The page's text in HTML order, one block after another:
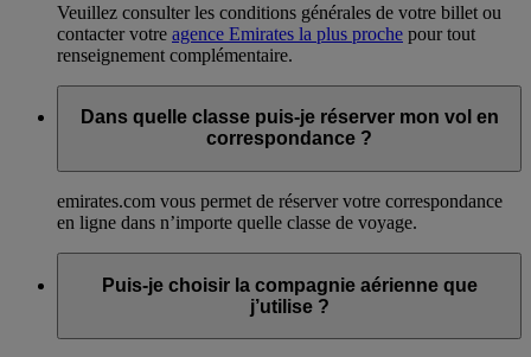
Veuillez consulter les conditions générales de votre billet ou
contacter votre agence Emirates la plus proche pour tout
renseignement complémentaire.
Dans quelle classe puis-je réserver mon vol en
correspondance ?
emirates.com vous permet de réserver votre correspondance
en ligne dans n’importe quelle classe de voyage.
Puis-je choisir la compagnie aérienne que
j’utilise ?